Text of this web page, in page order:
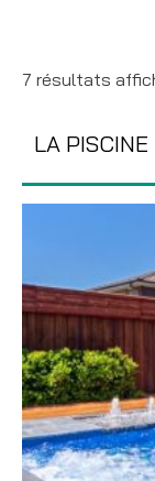
7 résultats
LA